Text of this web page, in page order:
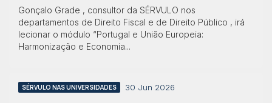
Gonçalo Grade , consultor da SÉRVULO nos
departamentos de Direito Fiscal e de Direito Público , irá
lecionar o módulo “Portugal e União Europeia:
Harmonização e Economia...
SÉRVULO NAS UNIVERSIDADES 30 Jun 2026